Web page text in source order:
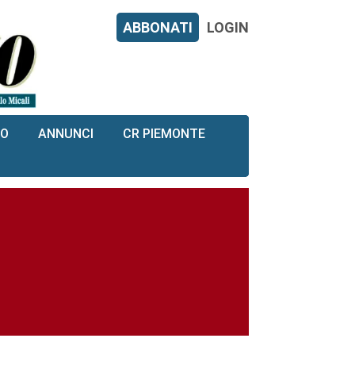
ABBONATI LOGIN
ANNUNCI CR PIEMONTE